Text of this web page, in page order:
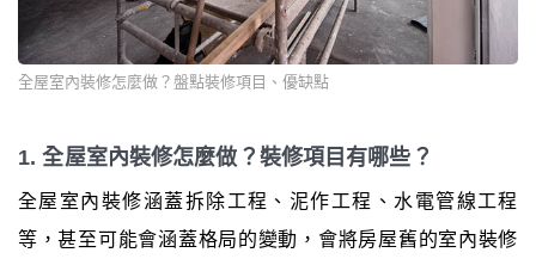
全屋室內裝修怎麼做？盤點裝修項目、優缺點
1. 全屋室內裝修怎麼做？裝修項目有哪些？
全屋室內裝修涵蓋拆除工程、泥作工程、水電管線工程
等，甚至可能會涵蓋格局的變動，會將房屋舊的室內裝修